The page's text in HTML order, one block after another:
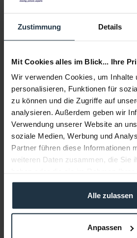
Zustimmung Details
Mit Cookies alles im Blick... Ihre
Wir verwenden Cookies, um Inhalte
personalisieren, Funktionen für
zu können und die Zugriffe auf
analysieren. Außerdem geben wir
Verwendung unserer Website an
soziale Medien, Werbung und
Partner führen diese Informationen
weiteren Daten zusammen, die Sie
gesammelt haben.
Alle zulassen
Anpassen
Gross: €1,798.99
Please inquire about the
APS-C-Kamera mit schnellem AF,
Article number: